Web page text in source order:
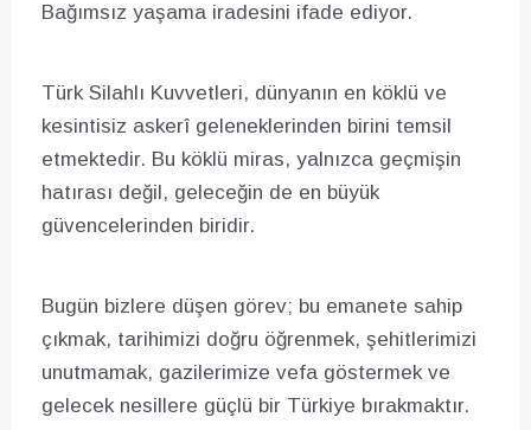
Bağımsız yaşama iradesini ifade ediyor.
Türk Silahlı Kuvvetleri, dünyanın en köklü ve
kesintisiz askerî geleneklerinden birini temsil
etmektedir. Bu köklü miras, yalnızca geçmişin
hatırası değil, geleceğin de en büyük
güvencelerinden biridir.
Bugün bizlere düşen görev; bu emanete sahip
çıkmak, tarihimizi doğru öğrenmek, şehitlerimizi
unutmamak, gazilerimize vefa göstermek ve
gelecek nesillere güçlü bir Türkiye bırakmaktır.